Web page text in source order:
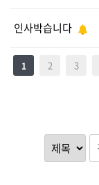
인사박습니다
1 2 3